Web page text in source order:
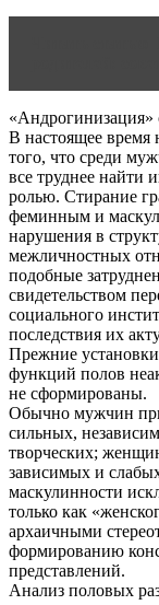
«Андрогинизация»
В настоящее время
того, что среди
все труднее найти
ролью. Стирание
феминным и
нарушения в
межличностных
подобные
свидетельством
социального
последствия их
Прежние установки
функций полов
не сформированы.
Обычно мужчин
сильных,
творческих;
зависимых и
маскулинности
только как
архаичными
формированию
представлений.
Анализ половых